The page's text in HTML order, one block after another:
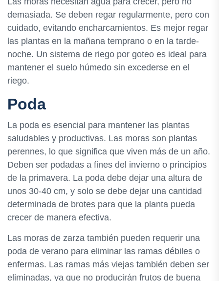
demasiada. Se deben regar regularmente, pero con
cuidado, evitando encharcamientos. Es mejor regar
las plantas en la mañana temprano o en la tarde-
noche. Un sistema de riego por goteo es ideal para
mantener el suelo húmedo sin excederse en el
riego.
Poda
La poda es esencial para mantener las plantas
saludables y productivas. Las moras son plantas
perennes, lo que significa que viven más de un año.
Deben ser podadas a fines del invierno o principios
de la primavera. La poda debe dejar una altura de
unos 30-40 cm, y solo se debe dejar una cantidad
determinada de brotes para que la planta pueda
crecer de manera efectiva.
Las moras de zarza también pueden requerir una
poda de verano para eliminar las ramas débiles o
enfermas. Las ramas más viejas también deben ser
eliminadas, ya que no producirán frutos de buena